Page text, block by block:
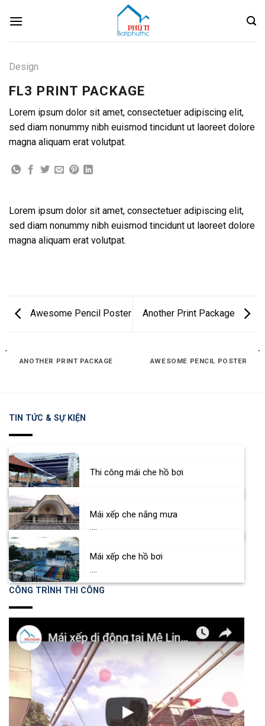
Design
FL3 PRINT PACKAGE
Lorem ipsum dolor sit amet, consectetuer adipiscing elit,
sed diam nonummy nibh euismod tincidunt ut laoreet dolore
magna aliquam erat volutpat.
Lorem ipsum dolor sit amet, consectetuer adipiscing elit,
sed diam nonummy nibh euismod tincidunt ut laoreet dolore
magna aliquam erat volutpat.
Awesome Pencil Poster Another Print Package
ANOTHER PRINT PACKAGE AWESOME PENCIL POSTER
TIN TỨC & SỰ KIỆN
Thi công mái che hồ bơi
Mái xếp che nắng mưa
....
Mái xếp che hồ bơi
CÔNG TRÌNH THI CÔNG